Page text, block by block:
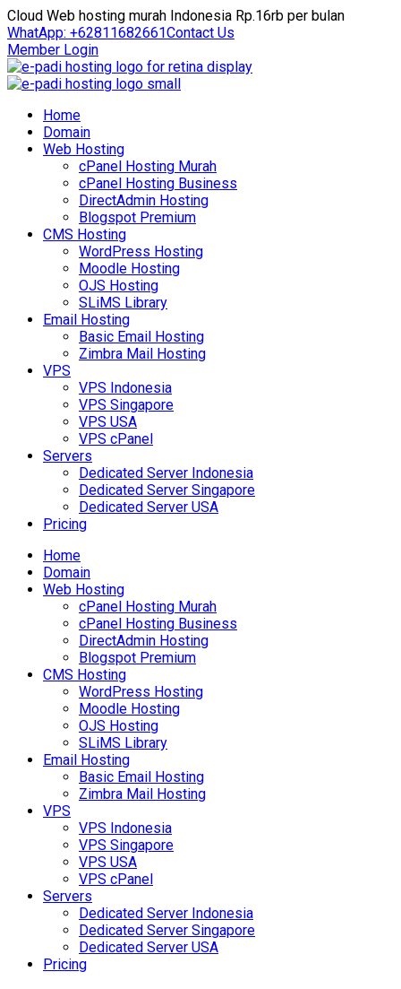
Cloud Web hosting murah Indonesia Rp.16rb per bulan
WhatApp: +62811682661Contact Us
Member Login
Home
Domain
Web Hosting
cPanel Hosting Murah
cPanel Hosting Business
DirectAdmin Hosting
Blogspot Premium
CMS Hosting
WordPress Hosting
Moodle Hosting
OJS Hosting
SLiMS Library
Email Hosting
Basic Email Hosting
Zimbra Mail Hosting
VPS
VPS Indonesia
VPS Singapore
VPS USA
VPS cPanel
Servers
Dedicated Server Indonesia
Dedicated Server Singapore
Dedicated Server USA
Pricing
Home
Domain
Web Hosting
cPanel Hosting Murah
cPanel Hosting Business
DirectAdmin Hosting
Blogspot Premium
CMS Hosting
WordPress Hosting
Moodle Hosting
OJS Hosting
SLiMS Library
Email Hosting
Basic Email Hosting
Zimbra Mail Hosting
VPS
VPS Indonesia
VPS Singapore
VPS USA
VPS cPanel
Servers
Dedicated Server Indonesia
Dedicated Server Singapore
Dedicated Server USA
Pricing